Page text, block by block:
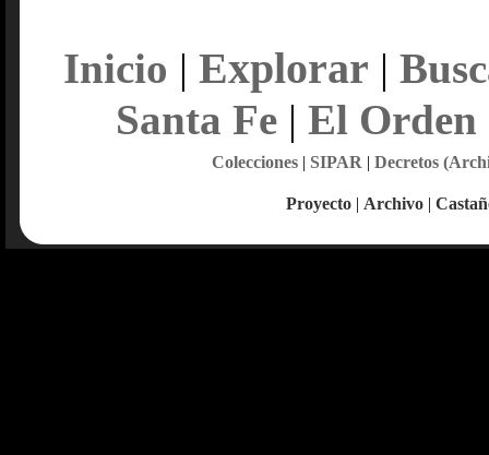
Inicio | Explorar |
Santa Fe| El Orden
Colecciones| SIPAR | Decretos
Proyecto | Archivo |